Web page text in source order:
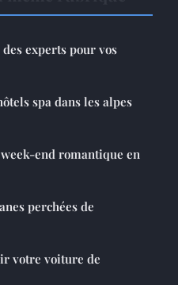
experts pour vos
spa dans les alpes
end romantique en
perchées de
votre voiture de